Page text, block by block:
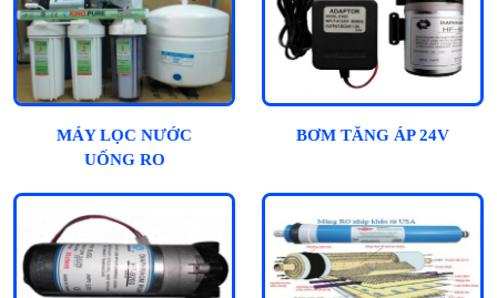
MÁY LỌC NƯỚC
UỐNG RO
BƠM TĂNG ÁP 24V